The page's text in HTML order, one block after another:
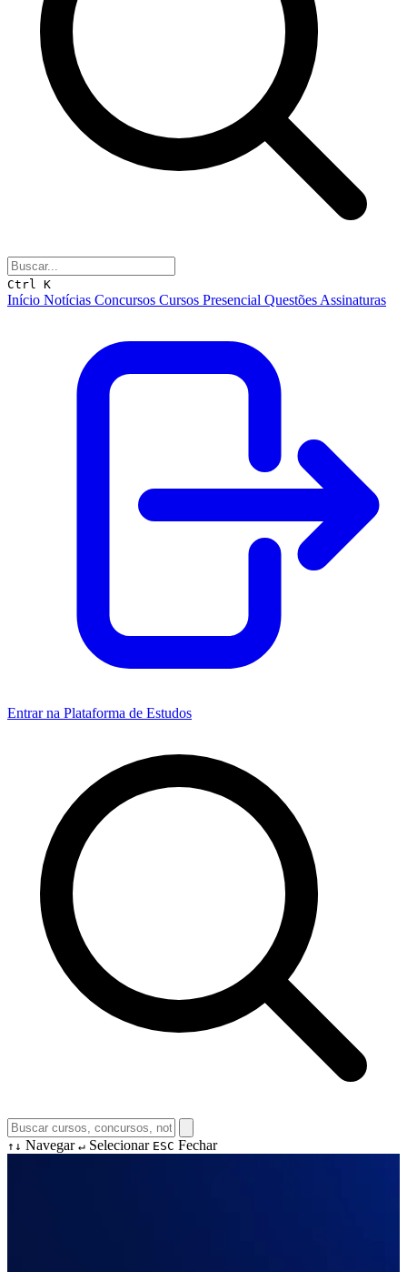
Ctrl K
Início Notícias Concursos Cursos Presencial Questões Assinaturas
Entrar na Plataforma de Estudos
↑↓ Navegar ↵ Selecionar ESC Fechar